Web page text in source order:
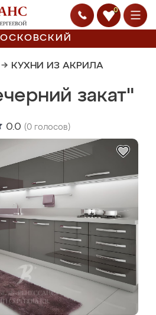
0
→ КУХНИ ИЗ АКРИЛА
закат"
0.0 (0 голосов)